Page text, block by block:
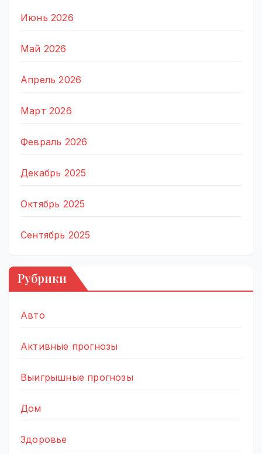
Июнь 2026
Май 2026
Апрель 2026
Март 2026
Февраль 2026
Декабрь 2025
Октябрь 2025
Сентябрь 2025
Рубрики
Авто
Активные прогнозы
Выигрышные прогнозы
Дом
Здоровье